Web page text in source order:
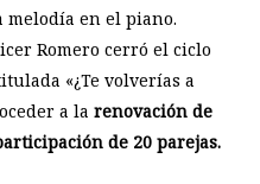
en el piano.
Romero cerró el ciclo
«¿Te volverías a
a la renovación de
de 20 parejas.